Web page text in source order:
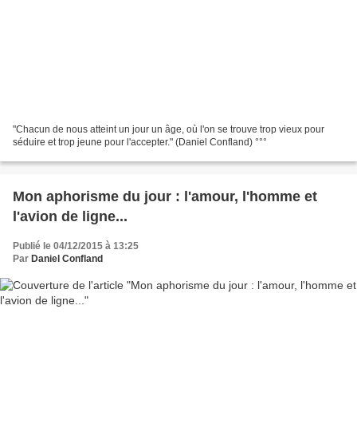
"Chacun de nous atteint un jour un âge, où l'on se trouve trop vieux pour
séduire et trop jeune pour l'accepter." (Daniel Confland) °°°
Mon aphorisme du jour : l'amour, l'homme et
l'avion de ligne...
Publié le 04/12/2015 à 13:25
Par Daniel Confland